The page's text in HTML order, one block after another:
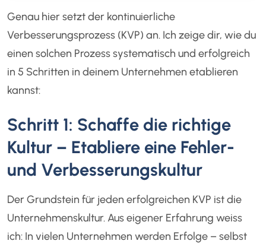
Genau hier setzt der kontinuierliche
Verbesserungsprozess (KVP) an. Ich zeige dir, wie du
einen solchen Prozess systematisch und erfolgreich
in 5 Schritten in deinem Unternehmen etablieren
kannst:
Schritt 1: Schaffe die richtige
Kultur – Etabliere eine Fehler-
und Verbesserungskultur
Der Grundstein für jeden erfolgreichen KVP ist die
Unternehmenskultur. Aus eigener Erfahrung weiss
ich: In vielen Unternehmen werden Erfolge – selbst